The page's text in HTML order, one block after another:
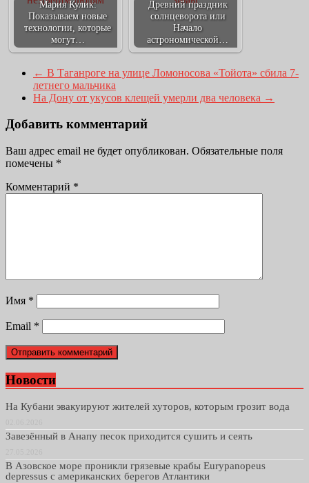
Мария Кулик:
Показываем новые
технологии, которые
могут…
Древний праздник
солнцеворота или
Начало
астрономической…
← В Таганроге на улице Ломоносова «Тойота» сбила 7-
летнего мальчика
На Дону от укусов клещей умерли два человека →
Добавить комментарий
Ваш адрес email не будет опубликован. Обязательные поля
помечены *
Комментарий *
Имя *
Email *
Новости
На Кубани эвакуируют жителей хуторов, которым грозит вода
Завезённый в Анапу песок приходится сушить и сеять
В Азовское море проникли грязевые крабы Eurypanopeus
depressus с американских берегов Атлантики